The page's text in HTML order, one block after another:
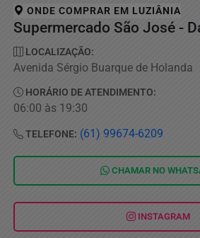
ONDE COMPRAR EM LUZIÂNIA
Supermercado São José -
LOCALIZAÇÃO:
Avenida Sérgio Buarque de Holanda
HORÁRIO DE ATENDIMENTO:
06:00 às 19:30
TELEFONE: (61) 99674-6209
CHAMAR NO
INSTAGRAM